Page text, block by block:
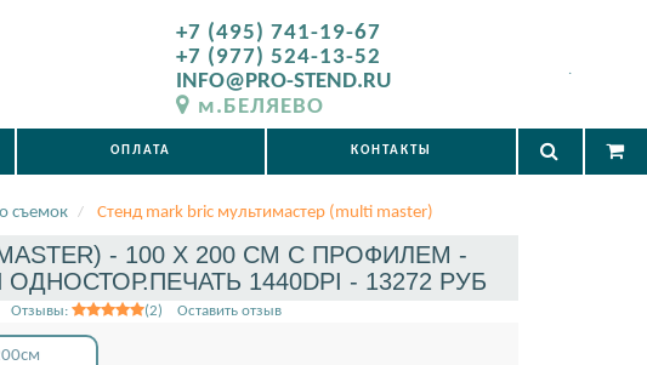
+7 (495) 741-19-67
+7 (977) 524-13-52
INFO@PRO-STEND.RU
м.БЕЛЯЕВО
.
ОПЛАТА КОНТАКТЫ
съемок Стенд mark bric мультимастер (multi master)
- 100 X 200 СМ С ПРОФИЛЕМ -
1440DPI - 13272 РУБ
Отзывы: (2) Оставить отзыв